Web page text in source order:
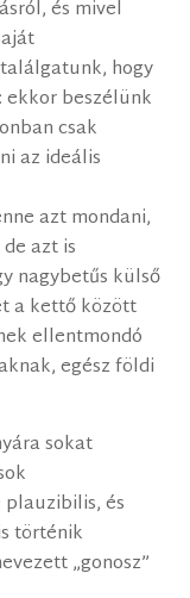
és mivel
hogy
ekkor beszélünk
csak
az ideális
azt mondani,
azt is
nagybetűs külső
a kettő között
ellentmondó
egész földi
sokat
és
történik
„gonosz”